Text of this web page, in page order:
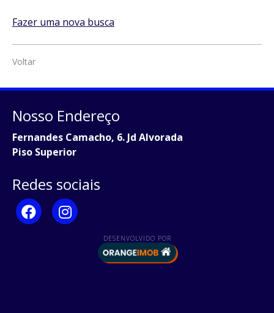
Fazer uma nova busca
Voltar
Nosso Endereço
Fernandes Camacho, 6. Jd Alvorada
Piso Superior
Redes sociais
DESENVOLVIDO POR